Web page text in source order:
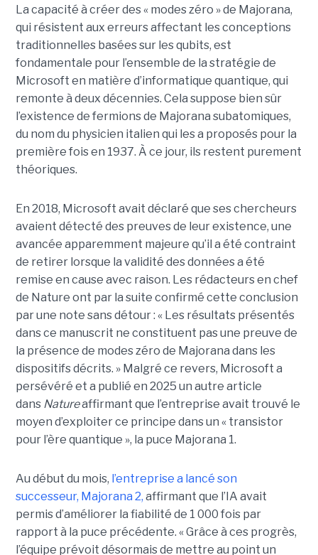
La capacité à créer des « modes zéro » de Majorana,
qui résistent aux erreurs affectant les conceptions
traditionnelles basées sur les qubits, est
fondamentale pour l’ensemble de la stratégie de
Microsoft en matière d’informatique quantique, qui
remonte à deux décennies. Cela suppose bien sûr
l’existence de fermions de Majorana subatomiques,
du nom du physicien italien qui les a proposés pour la
première fois en 1937. À ce jour, ils restent purement
théoriques.
En 2018, Microsoft avait déclaré que ses chercheurs
avaient détecté des preuves de leur existence, une
avancée apparemment majeure qu’il a été contraint
de retirer lorsque la validité des données a été
remise en cause avec raison. Les rédacteurs en chef
de Nature ont par la suite confirmé cette conclusion
par une note sans détour : « Les résultats présentés
dans ce manuscrit ne constituent pas une preuve de
la présence de modes zéro de Majorana dans les
dispositifs décrits. » Malgré ce revers, Microsoft a
persévéré et a publié en 2025 un autre article
dans Natureaffirmant que l’entreprise avait trouvé le
moyen d’exploiter ce principe dans un « transistor
pour l’ère quantique », la puce Majorana 1.
Au début du mois, l’entreprise a lancé son
successeur, Majorana 2, affirmant que l’IA avait
permis d’améliorer la fiabilité de 1 000 fois par
rapport à la puce précédente. « Grâce à ces progrès,
l’équipe prévoit désormais de mettre au point un